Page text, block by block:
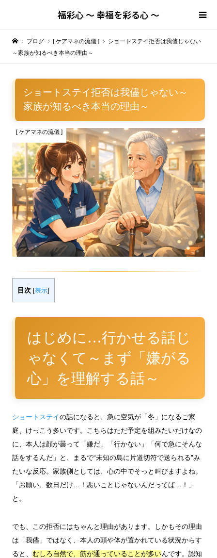
福彩心 ～ 幸福を彩る心 ～
ブログ [ ケアマネの流儀 ]
ショートステイ拒否は我儘じゃない
～家族が知るべき本当の理由～
ショートステイ拒否は我儘じゃない～
家族が知るべき本当の理由～
[ ケアマネの流儀 ]
目次 表示]
はじめに…行かせる話じ
ゃなくて～まず「嫌がる
心」を理解する話～
ショートステイの話になると、急に空気が「冬」になるご家
庭、けっこう多いです。こちらはただ予定を組みたいだけなの
に、本人は顔が曇って「嫌だ」「行かない」「何で急にそんな
話をするんだ」と、まるで“未知の島に片道切符で送られる”み
たいな反応。家族側としては、心の中でそっと叫びますよね。
「お願い、数日だけ…！悪いことじゃないんだってば…！」
と。
でも、この拒否にはちゃんと理由があります。しかもその理由
は「我儘」ではなく、本人の頭や体が置かれている状況からす
ると、 むしろ自然で、筋が通っていることが多いんです。認知